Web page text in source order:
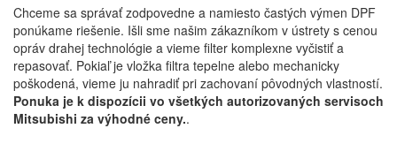
Chceme sa správať zodpovedne a namiesto častých výmen DPF
ponúkame riešenie. Išli sme našim zákazníkom v ústrety s cenou
opráv drahej technológie a vieme filter komplexne vyčistiť a
repasovať. Pokiaľ je vložka filtra tepelne alebo mechanicky
poškodená, vieme ju nahradiť pri zachovaní pôvodných vlastností.
Ponuka je k dispozícii vo všetkých autorizovaných servisoch
Mitsubishi za výhodné ceny..